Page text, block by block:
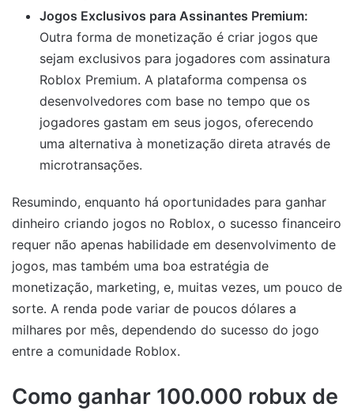
Jogos Exclusivos para Assinantes Premium:
Outra forma de monetização é criar jogos que
sejam exclusivos para jogadores com assinatura
Roblox Premium. A plataforma compensa os
desenvolvedores com base no tempo que os
jogadores gastam em seus jogos, oferecendo
uma alternativa à monetização direta através de
microtransações.
Resumindo, enquanto há oportunidades para ganhar
dinheiro criando jogos no Roblox, o sucesso financeiro
requer não apenas habilidade em desenvolvimento de
jogos, mas também uma boa estratégia de
monetização, marketing, e, muitas vezes, um pouco de
sorte. A renda pode variar de poucos dólares a
milhares por mês, dependendo do sucesso do jogo
entre a comunidade Roblox.
Como ganhar 100.000 robux de